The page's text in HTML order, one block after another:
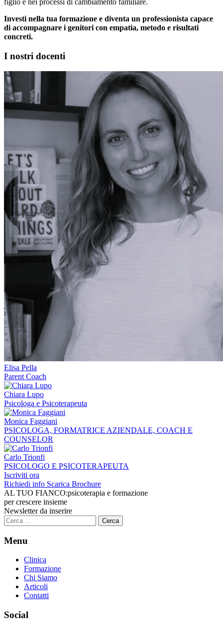
figlio e nei processi di cambiamento familiare.
Investi nella tua formazione e diventa un professionista capace
di accompagnare i genitori con empatia, metodo e risultati
concreti.
I nostri docenti
Elisa Pella
Parent Coach
Chiara Lupo
Psicologa e Psicoterapeuta
Monica Faggiani
PSICOLOGA, FORMATRICE AZIENDALE, COACH E
COUNSELOR
Carlo Trionfi
PSICOLOGO E PSICOTERAPEUTA
Iscriviti ora
Richiedi info Scarica Brochure
AL TUO FIANCO:psicoterapia e formazione
per crescere insieme
Newsletter da inserire
Ricerca
per:
Menu
Clinica
Formazione
Chi Siamo
Articoli
Contatti
Social